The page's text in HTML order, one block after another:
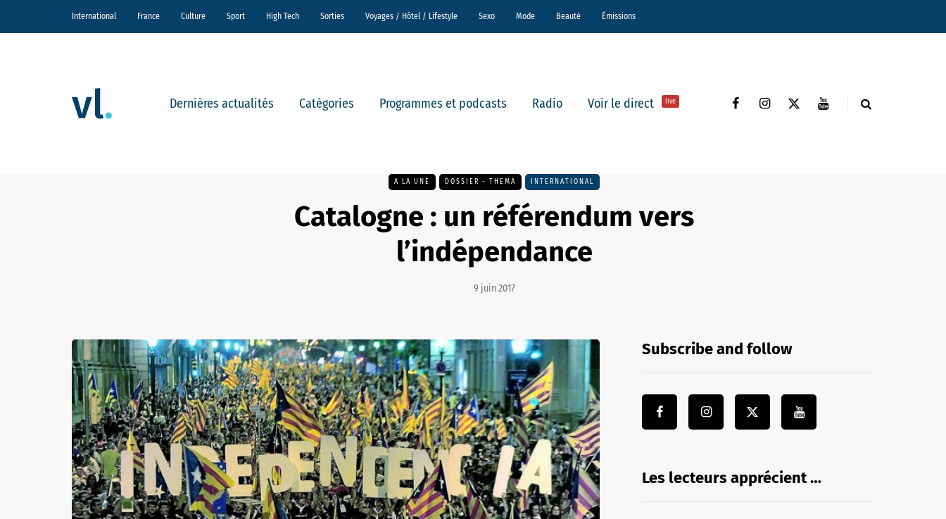
International France Culture Sport High Tech Sorties Voyages / Hôtel / Lifestyle Sexo Mode Beauté Émissions
Dernières actualités Catégories Programmes et podcasts Radio Voir le direct live
A LA UNE DOSSIER - THEMA INTERNATIONAL
Catalogne : un référendum vers
l’indépendance
9 juin 2017
Subscribe and follow
Les lecteurs apprécient …